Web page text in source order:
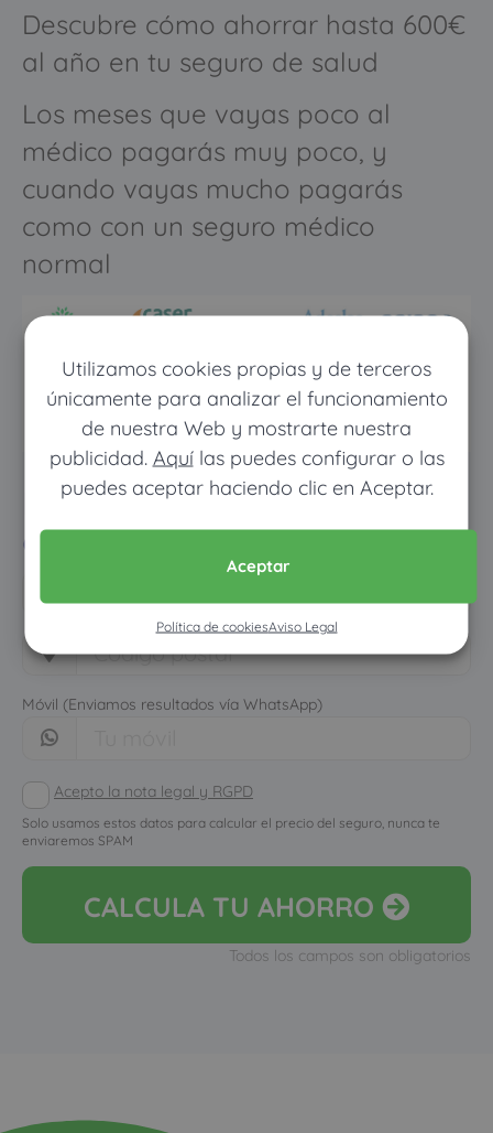
Utilizamos cookies propias y de terceros
únicamente para analizar el funcionamiento
de nuestra Web y mostrarte nuestra
publicidad. Aquílas puedes configurar o las
puedes aceptar haciendo clic en Aceptar.
Aceptar
Política de cookiesAviso Legal
Descubre cómo ahorrar hasta 600€
al año en tu seguro de salud
Los meses que vayas poco al
médico pagarás muy poco, y
cuando vayas mucho pagarás
como con un seguro médico
normal
Pon tus datos y descubre
cuánto dinero ahorrarías
Móvil (Enviamos resultados vía WhatsApp)
Acepto la nota legal y RGPD
Solo usamos estos datos para calcular el precio del seguro, nunca te
enviaremos SPAM
CALCULA TU AHORRO
Todos los campos son obligatorios